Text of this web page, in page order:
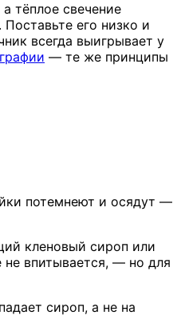
тёплое свечение
его низко и
всегда выигрывает у
— те же принципы
потемнеют и осядут —
кленовый сироп или
впитывается, — но для
сироп, а не на